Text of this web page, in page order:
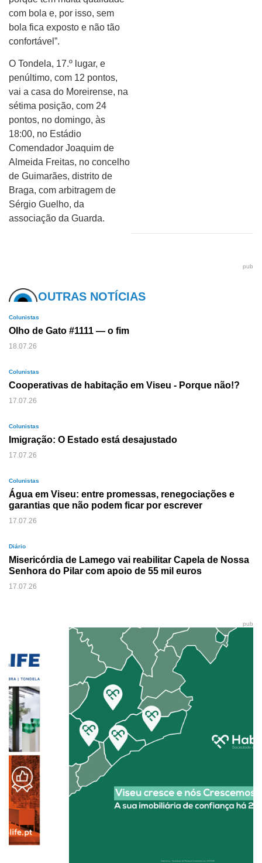
com bola e, por isso, sem
bola fica exposto e não tão
confortável”.
O Tondela, 17.º lugar, e
penúltimo, com 12 pontos,
vai a casa do Moreirense, na
sétima posição, com 24
pontos, no domingo, às
18:00, no Estádio
Comendador Joaquim de
Almeida Freitas, no concelho
de Guimarães, distrito de
Braga, com arbitragem de
Sérgio Guelho, da
associação da Guarda.
pub
OUTRAS NOTÍCIAS
Colunistas
Olho de Gato #1111 — o fim
18.07.26
Colunistas
Cooperativas de habitação em Viseu - Porque não!?
17.07.26
Colunistas
Imigração: O Estado está desajustado
17.07.26
Colunistas
Água em Viseu: entre promessas, renegociações e
garantias que não podem ficar por escrever
17.07.26
Diário
Misericórdia de Lamego vai reabilitar Capela de Nossa
Senhora do Pilar com apoio de 55 mil euros
17.07.26
pub